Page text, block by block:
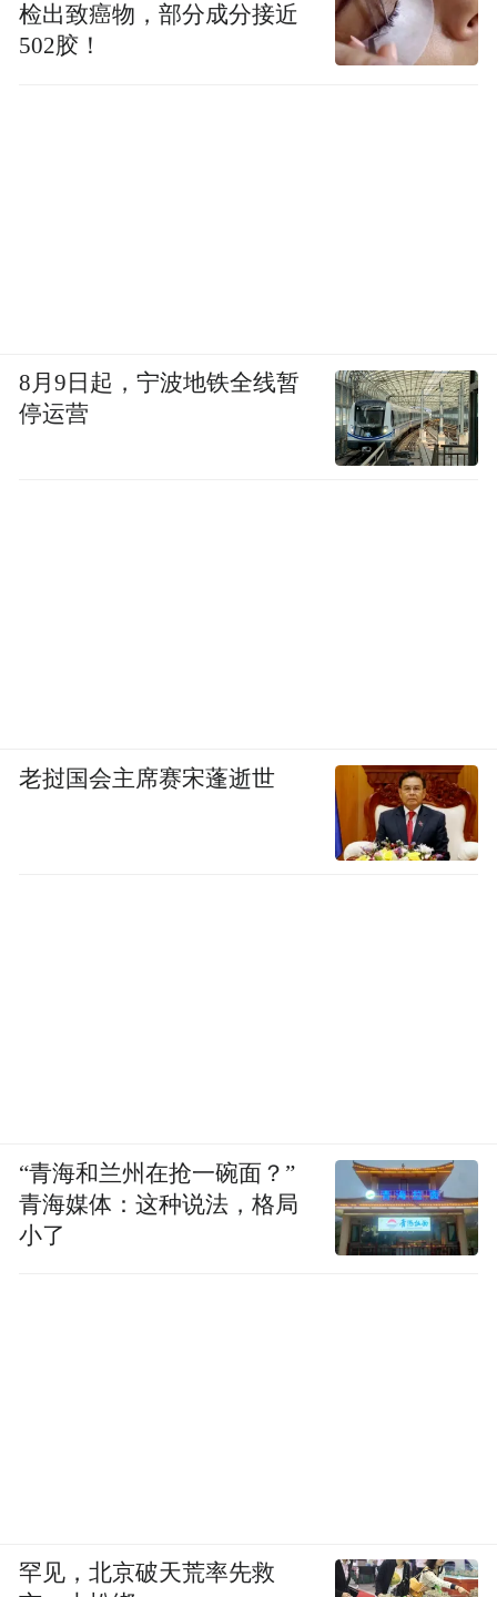
检出致癌物，部分成分接近
502胶！
8月9日起，宁波地铁全线暂
停运营
老挝国会主席赛宋蓬逝世
“青海和兰州在抢一碗面？”
青海媒体：这种说法，格局
小了
罕见，北京破天荒率先救